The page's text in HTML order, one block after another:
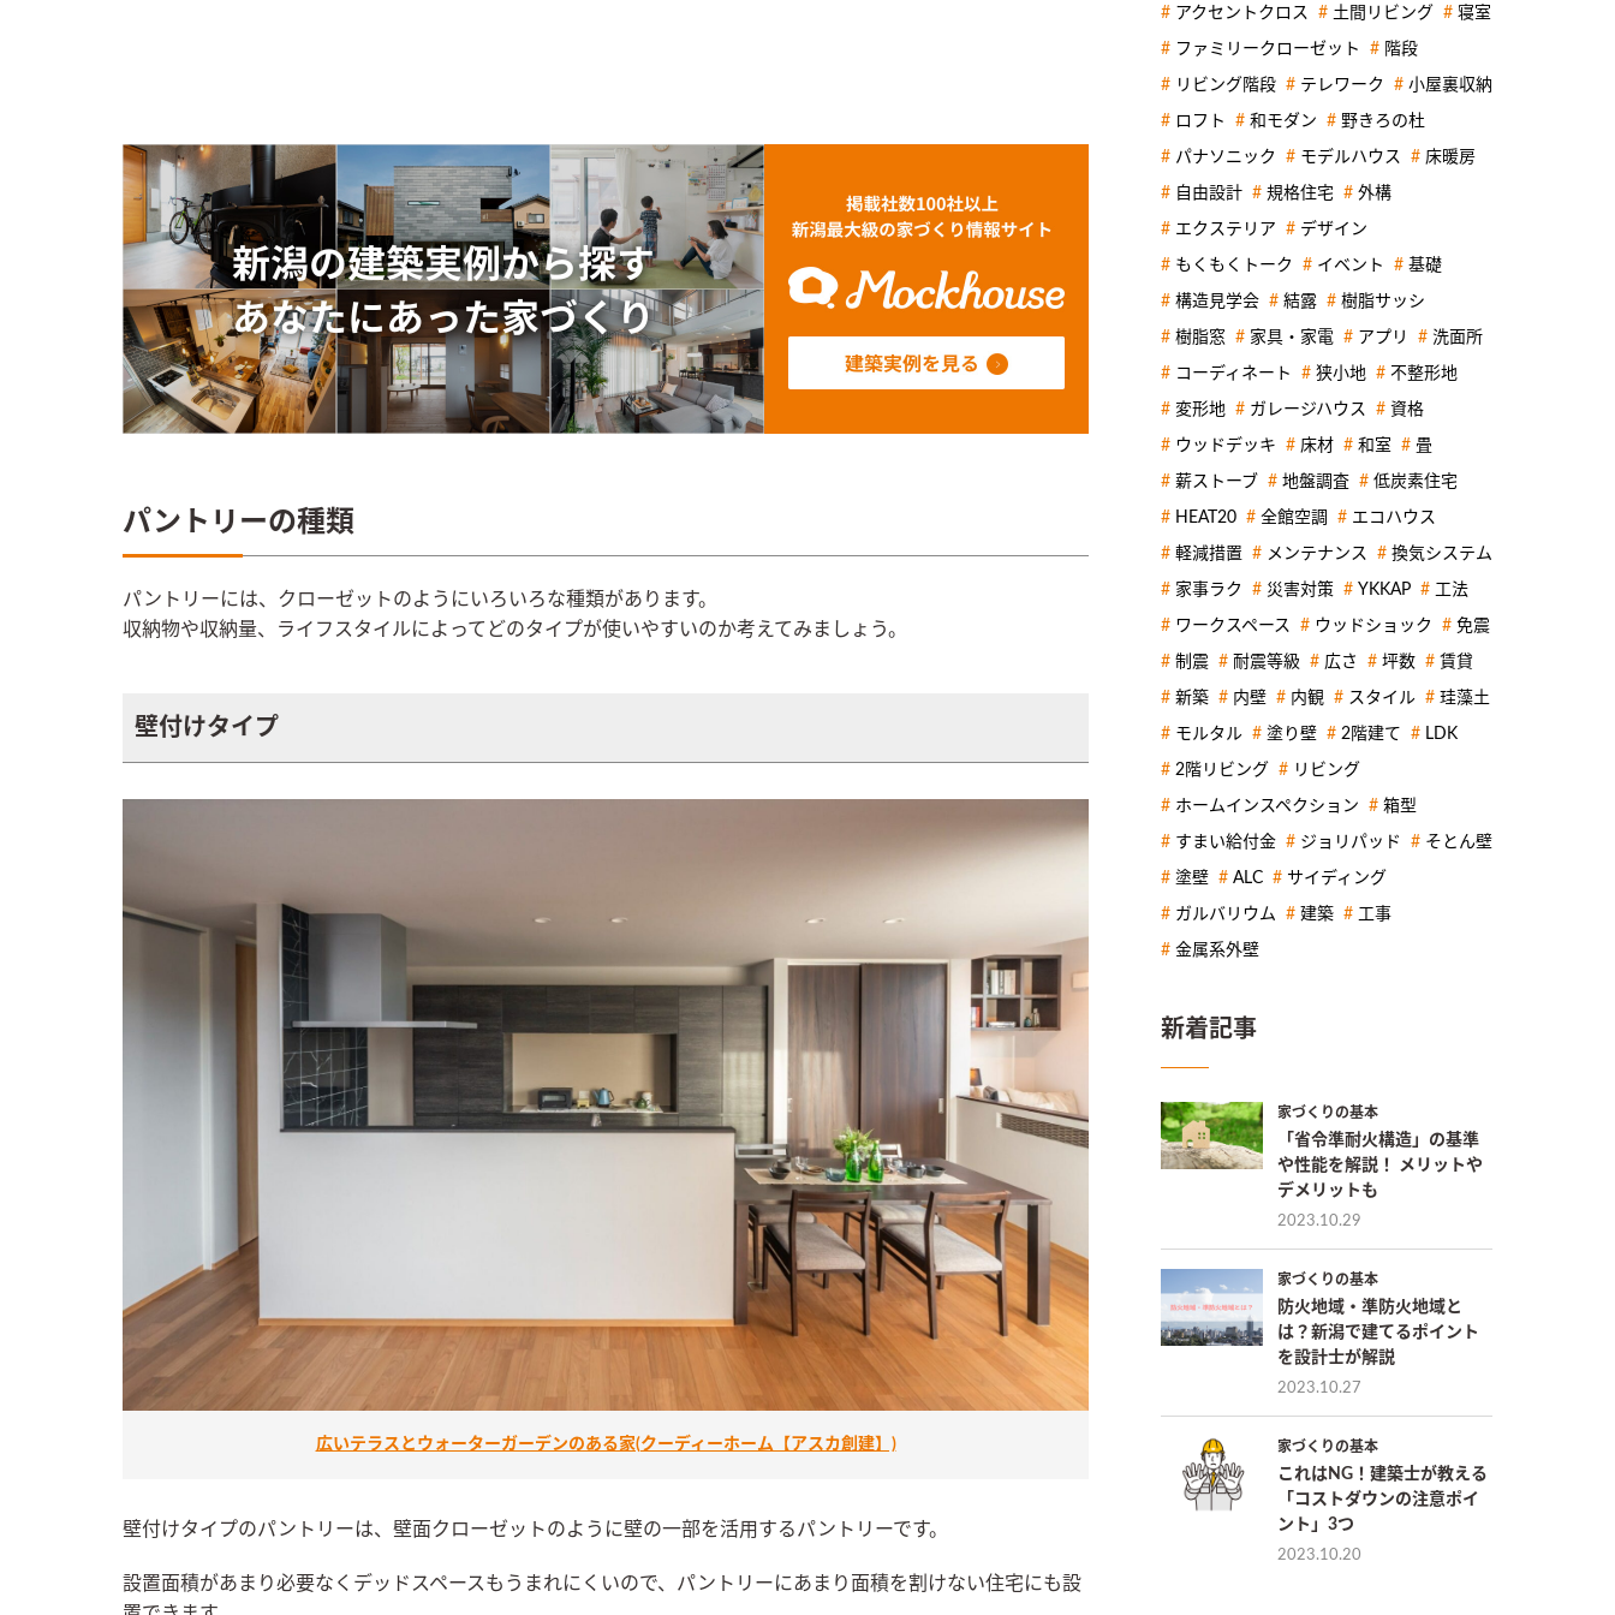
パントリーの種類
パントリーには、クローゼットのようにいろいろな種類があります。
収納物や収納量、ライフスタイルによってどのタイプが使いやすいのか考えてみましょう。
壁付けタイプ
広いテラスとウォーターガーデンのある家(クーディーホーム【アスカ創建】)
壁付けタイプのパントリーは、壁面クローゼットのように壁の一部を活用するパントリーです。
設置面積があまり必要なくデッドスペースもうまれにくいので、パントリーにあまり面積を割けない住宅にも設
アクセントクロス 土間リビング 寝室
ファミリークローゼット 階段
リビング階段 テレワーク 小屋裏収納
ロフト 和モダン 野きろの杜
パナソニック モデルハウス 床暖房
自由設計 規格住宅 外構
エクステリア デザイン
もくもくトーク イベント 基礎
構造見学会 結露 樹脂サッシ
樹脂窓 家具・家電 アプリ 洗面所
コーディネート 狭小地 不整形地
変形地 ガレージハウス 資格
ウッドデッキ 床材 和室 畳
薪ストーブ 地盤調査 低炭素住宅
HEAT20 全館空調 エコハウス
軽減措置 メンテナンス 換気システム
家事ラク 災害対策 YKKAP 工法
ワークスペース ウッドショック 免震
制震 耐震等級 広さ 坪数 賃貸
新築 内壁 内観 スタイル 珪藻土
モルタル 塗り壁 2階建て LDK
2階リビング リビング
ホームインスペクション 箱型
すまい給付金 ジョリパッド そとん壁
塗壁 ALC サイディング
ガルバリウム 建築 工事
金属系外壁
新着記事
家づくりの基本
「省令準耐火構造」の基準
や性能を解説！ メリットや
デメリットも
2023.10.29
家づくりの基本
防火地域・準防火地域と
は？新潟で建てるポイント
を設計士が解説
2023.10.27
家づくりの基本
これはNG！建築士が教える
「コストダウンの注意ポイ
ント」3つ
2023.10.20